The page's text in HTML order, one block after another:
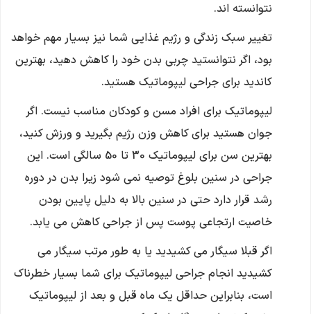
نتوانسته اند.
تغییر سبک زندگی و رژیم غذایی شما نیز بسیار مهم خواهد
بود، اگر نتوانستید چربی بدن خود را کاهش دهید، بهترین
کاندید برای جراحی لیپوماتیک هستید.
لیپوماتیک برای افراد مسن و کودکان مناسب نیست. اگر
جوان هستید برای کاهش وزن رژیم بگیرید و ورزش کنید،
بهترین سن برای لیپوماتیک 30 تا 50 سالگی است. این
جراحی در سنین بلوغ توصیه نمی شود زیرا بدن در دوره
رشد قرار دارد حتی در سنین بالا به دلیل پایین بودن
خاصیت ارتجاعی پوست پس از جراحی کاهش می یابد.
اگر قبلا سیگار می کشیدید یا به طور مرتب سیگار می
کشیدید انجام جراحی لیپوماتیک برای شما بسیار خطرناک
است، بنابراین حداقل یک ماه قبل و بعد از لیپوماتیک